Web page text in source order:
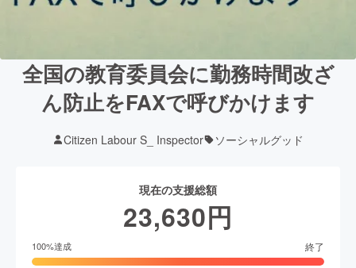
全国の教育委員会に勤務時間改ざ
ん防止をFAXで呼びかけます
Citizen Labour S_ Inspector ソーシャルグッド
現在の支援総額
23,630円
100%達成 終了